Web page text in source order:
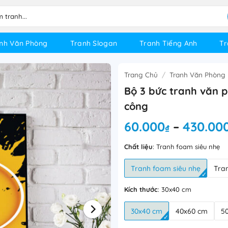
Văn Phòng Tranh Slogan Tranh Tiếng Anh
Trang Chủ / Tranh Văn Phòng
Bộ 3 bức tranh văn
công
60.000₫ –
Chất liệu: Tranh foam siêu nhẹ
Tranh foam siêu nhẹ
Kích thước: 30x40 cm
30x40 cm 40x60 cm